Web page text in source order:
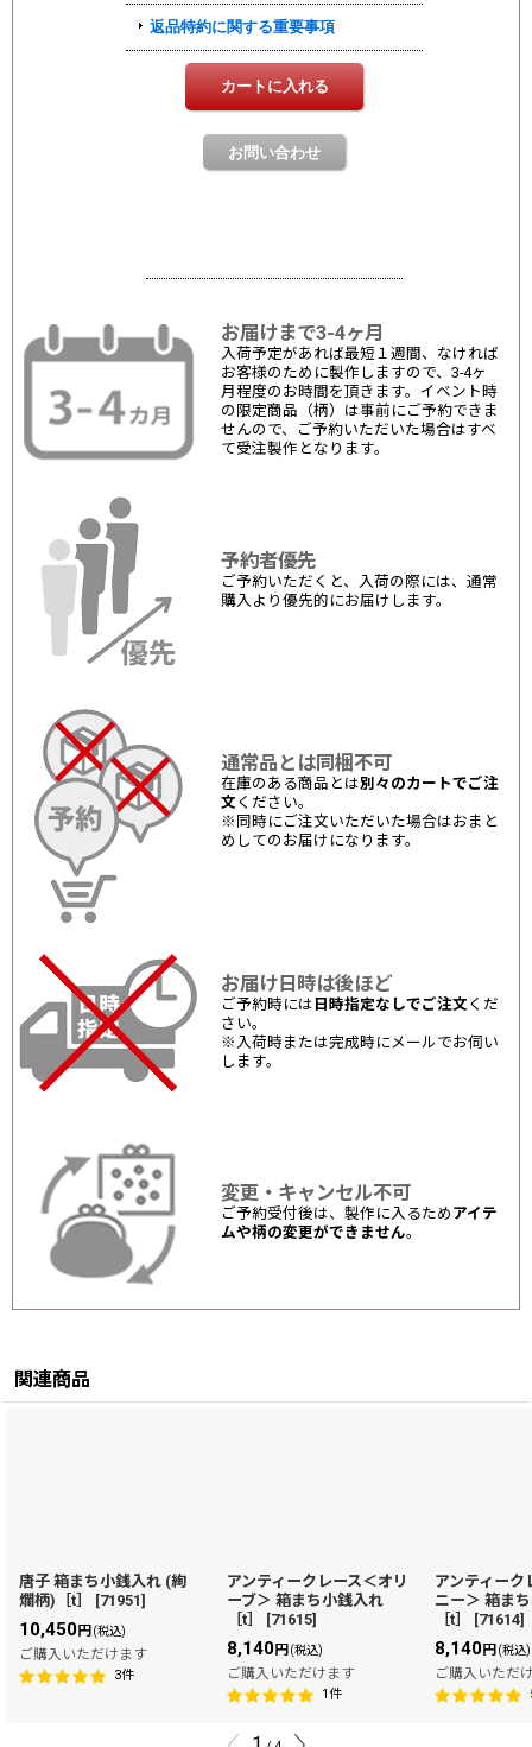
お届けまで3-4ヶ月
入荷予定があれば最短１週間、なければ
お客様のために製作しますので、3-4ヶ
月程度のお時間を頂きます。イベント時
の限定商品（柄）は事前にご予約できま
せんので、ご予約いただいた場合はすべ
て受注製作となります。
予約者優先
ご予約いただくと、入荷の際には、通常
購入より優先的にお届けします。
通常品とは同梱不可
在庫のある商品とは別々のカートでご注
文 ください。
※同時にご注文いただいた場合はおまと
めしてのお届けになります。
お届け日時は後ほど
ご予約時には 日時指定なしでご注文 くだ
さい。
※入荷時または完成時にメールでお伺い
します。
変更・キャンセル不可
ご予約受付後は、製作に入るため アイテ
ムや柄の変更ができません。
関連商品
唐子 箱まち小銭入れ (絢
爛柄)［t］
[71951]
10,450円(税込)
ご購入いただけます
3件
アンティークレース＜オリ
ーブ＞ 箱まち小銭入れ
［t］
[71615]
8,140円(税込)
ご購入いただけます
1件
アンティーク
ニー＞ 箱ま
［t］
[71614]
8,140円(税込)
ご購入いただ